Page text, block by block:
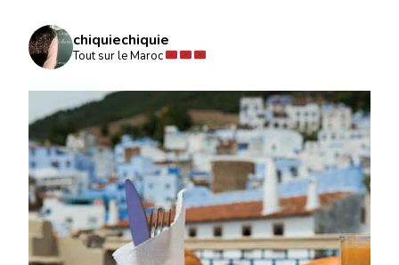
chiquiechiquie
Tout sur le Maroc